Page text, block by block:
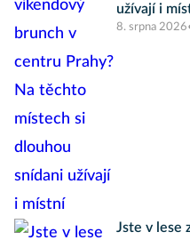
užívají i
8. srpna 2026
Jste v lese